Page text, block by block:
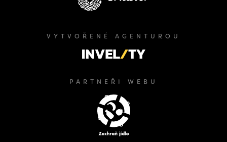
VYTVOŘENÉ AGENTUROU
PARTNEŘI WEBU